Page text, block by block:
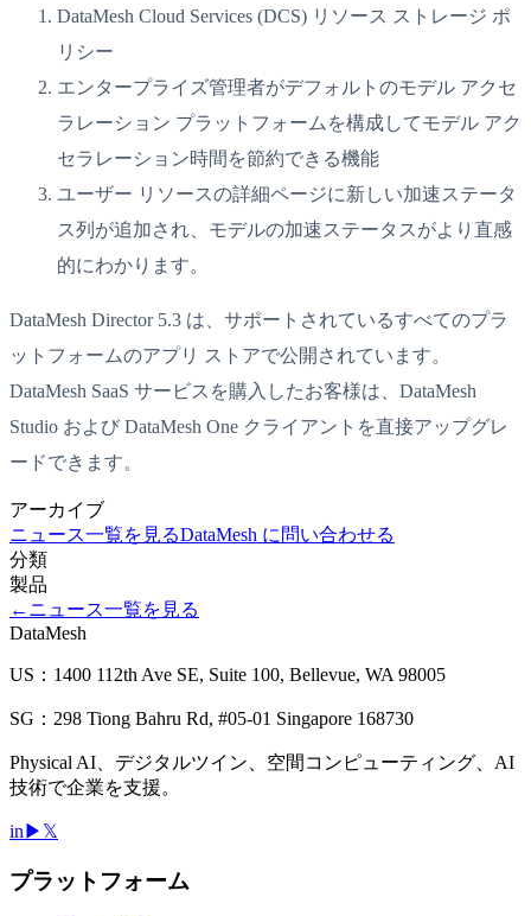
DataMesh Cloud Services (DCS) リソース ストレージ ポ
リシー
エンタープライズ管理者がデフォルトのモデル アクセ
ラレーション プラットフォームを構成してモデル アク
セラレーション時間を節約できる機能
ユーザー リソースの詳細ページに新しい加速ステータ
ス列が追加され、モデルの加速ステータスがより直感
的にわかります。
DataMesh Director 5.3 は、サポートされているすべてのプラ
ットフォームのアプリ ストアで公開されています。
DataMesh SaaS サービスを購入したお客様は、DataMesh
Studio および DataMesh One クライアントを直接アップグレ
ードできます。
アーカイブ
ニュース一覧を見るDataMesh に問い合わせる
分類
製品
← ニュース一覧を見る
DataMesh
US：1400 112th Ave SE, Suite 100, Bellevue, WA 98005
SG：298 Tiong Bahru Rd, #05-01 Singapore 168730
Physical AI、デジタルツイン、空間コンピューティング、AI
技術で企業を支援。
in ▶ 𝕏
プラットフォーム